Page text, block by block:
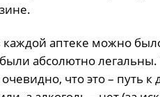
каждой аптеке можно
абсолютно легальны.
что это – путь